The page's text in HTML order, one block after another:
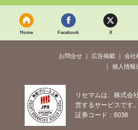
Home Facebook X
お問合せ 広告掲載 会社
個人情報
リセマムは、株式会
営するサービスです。
証券コード：6038